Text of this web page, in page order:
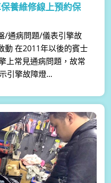
養維修線上預約保
/通病問題/儀表引擎故
動 在2011年以後的賓士
上常見通病問題，故常
引擎故障燈...